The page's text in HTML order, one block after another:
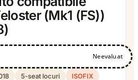
(Mk1 (FS))
Neevaluat
5-seat locuri
ISOFIX